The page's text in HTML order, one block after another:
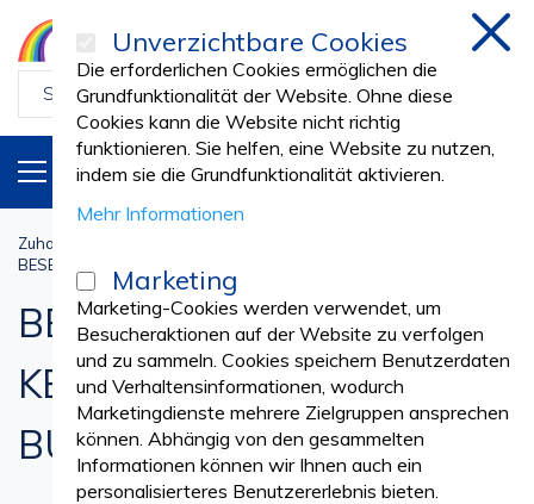
PRODUKTE
Zuhause
BESEN, MOPS, KEHRSCHAUFELN, BÜRSTEN
BESEN, MOPS,
KEHRSCHAUFELN,
BÜRSTEN
Unverzichtbare Cookies
Die erforderlichen Cookies ermöglichen die
Grundfunktionalität der Website. Ohne diese
Cookies kann die Website nicht richtig
funktionieren. Sie helfen, eine Website zu nutzen,
indem sie die Grundfunktionalität aktivieren.
Mehr Informationen
Marketing
Marketing-Cookies werden verwendet, um
Besucheraktionen auf der Website zu verfolgen
und zu sammeln. Cookies speichern Benutzerdaten
und Verhaltensinformationen, wodurch
Marketingdienste mehrere Zielgruppen ansprechen
können. Abhängig von den gesammelten
Informationen können wir Ihnen auch ein
personalisierteres Benutzererlebnis bieten.